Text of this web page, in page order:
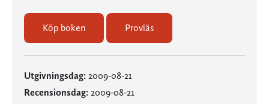
Köp boken Provläs
Utgivningsdag: 2009-08-21
Recensionsdag: 2009-08-21